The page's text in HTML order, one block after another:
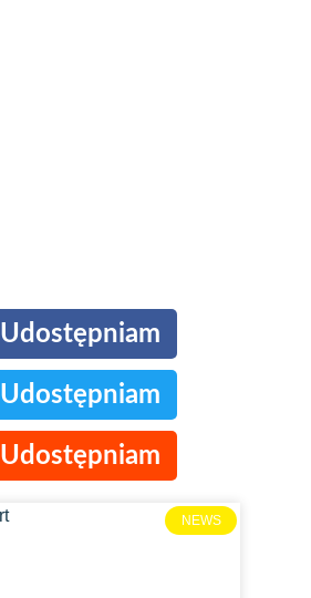
Udostępniam
Udostępniam
Udostępniam
NEWS